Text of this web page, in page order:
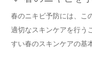
春のニキビ予防には、こ
適切なスキンケアを行う
すい春のスキンケアの基